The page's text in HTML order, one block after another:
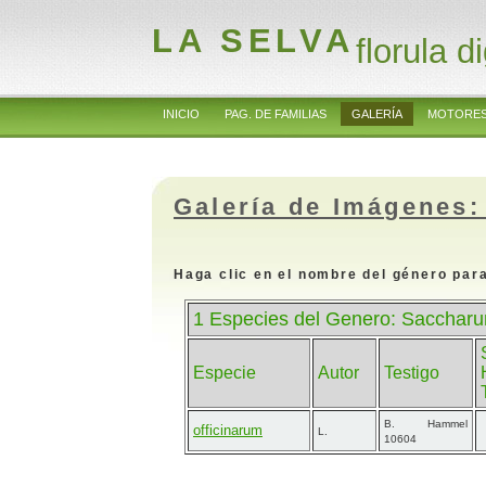
LA SELVAflorula
INICIO PAG. DE FAMILIAS GALERÍA
Galería de
Haga clic en el nombre del género
1 Especies del Genero:
Especie Autor Testigo
officinarum L.
B. Hammel
10604